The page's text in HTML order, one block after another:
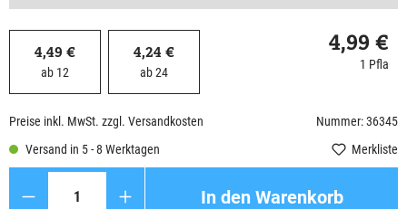
4,49 €
ab 12
4,24 €
ab 24
4,99 €
1 Pfla
Preise inkl. MwSt. zzgl. Versandkosten
Nummer: 36345
Versand in 5 - 8 Werktagen
Merkliste
In den Warenkorb